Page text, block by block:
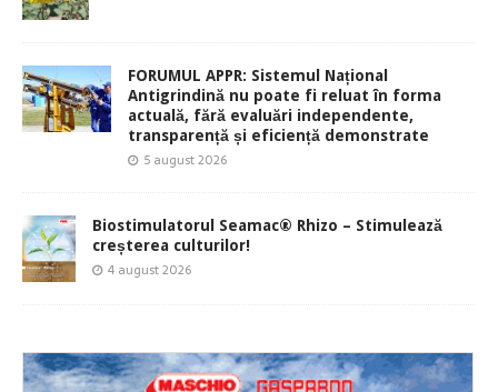
FORUMUL APPR: Sistemul Național
Antigrindină nu poate fi reluat în forma
actuală, fără evaluări independente,
transparență și eficiență demonstrate
5 august 2026
Biostimulatorul Seamac® Rhizo – Stimulează
creșterea culturilor!
4 august 2026